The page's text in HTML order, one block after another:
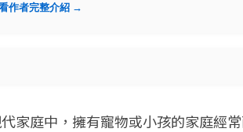
作者完整介紹 →
家庭中，擁有寵物或小孩的家庭經